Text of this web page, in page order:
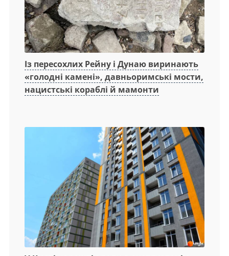
Із пересохлих Рейну і Дунаю виринають
«голодні камені», давньоримські мости,
нацистські кораблі й мамонти